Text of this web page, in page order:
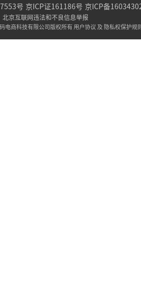
号 京ICP证161186号 京ICP备
北京互联网违法和不良信息举报
电商科技有限公司版权所有 用户协议 及 隐私权保护规